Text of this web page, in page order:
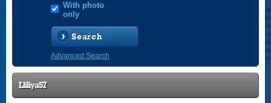
With photo
only
Search
Advanced Search
Lliliya57